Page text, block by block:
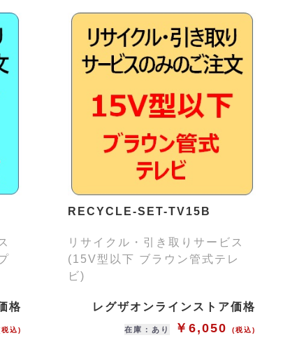
格
込)
RECYCLE-SET-TV15B
リサイクル・引き取りサービス
(15V型以下 ブラウン管式テレ
ビ)
レグザオンラインストア価格
在庫：あり ￥6,050(税込)